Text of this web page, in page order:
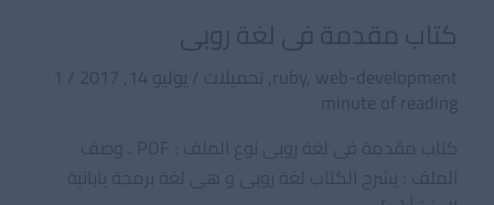
كتاب مقدمة فى لغة روبى
ruby, web-development
,تحميلات / يوليو 14, 2017 /
1
minute of reading